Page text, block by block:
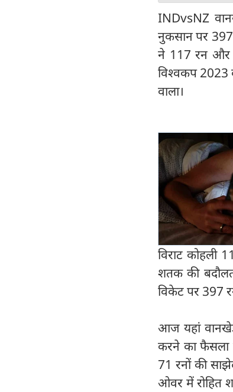
INDvsNZ
नुकसान पर 397
ने 117 रन और
विश्वकप 2023
वाला।
विराट कोहली
शतक की
विकेट पर 397
आज यहां
करने का फैसला
71 रनों की
ओवर में रोहित